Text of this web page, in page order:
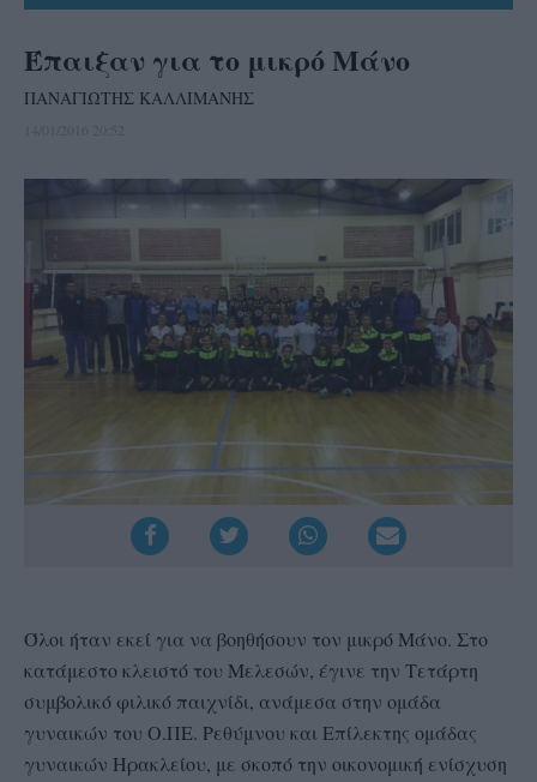
Έπαιξαν για το μικρό Μάνο
ΠΑΝΑΓΙΩΤΗΣ ΚΑΛΛΙΜΑΝΗΣ
Όλοι ήταν εκεί για να βοηθήσουν τον μικρό Μάνο. Στο
κατάμεστο κλειστό του Μελεσών, έγινε την Τετάρτη
συμβολικό φιλικό παιχνίδι, ανάμεσα στην ομάδα
γυναικών του Ο.ΠΕ. Ρεθύμνου και Επίλεκτης ομάδας
γυναικών Ηρακλείου, με σκοπό την οικονομική ενίσχυση